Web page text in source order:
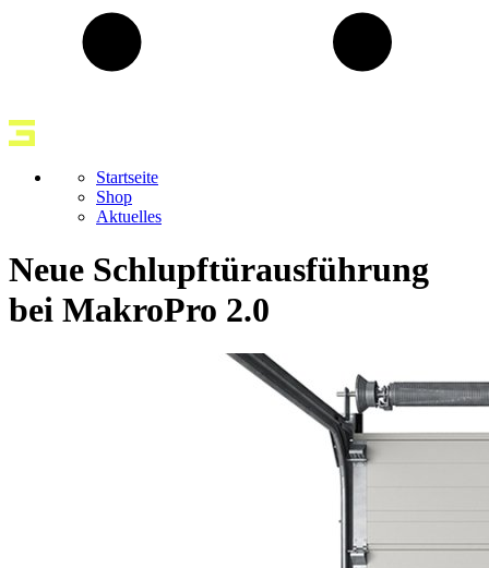
Startseite
Shop
Aktuelles
Neue Schlupftürausführung
bei MakroPro 2.0